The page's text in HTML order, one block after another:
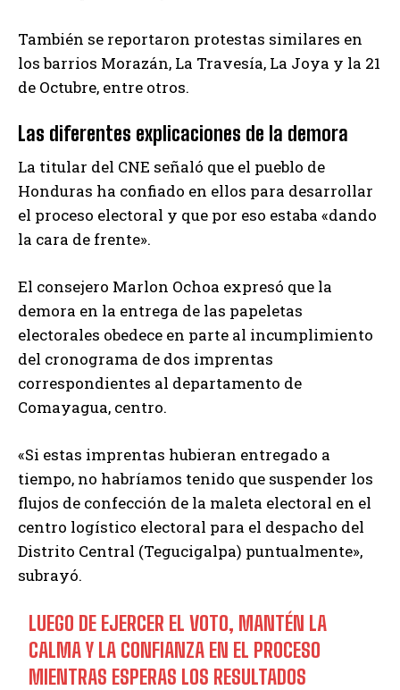
También se reportaron protestas similares en
los barrios Morazán, La Travesía, La Joya y la 21
de Octubre, entre otros.
Las diferentes explicaciones de la demora
La titular del CNE señaló que el pueblo de
Honduras ha confiado en ellos para desarrollar
el proceso electoral y que por eso estaba «dando
la cara de frente».
El consejero Marlon Ochoa expresó que la
demora en la entrega de las papeletas
electorales obedece en parte al incumplimiento
del cronograma de dos imprentas
correspondientes al departamento de
Comayagua, centro.
«Si estas imprentas hubieran entregado a
tiempo, no habríamos tenido que suspender los
flujos de confección de la maleta electoral en el
centro logístico electoral para el despacho del
Distrito Central (Tegucigalpa) puntualmente»,
subrayó.
LUEGO DE EJERCER EL VOTO, MANTÉN LA
CALMA Y LA CONFIANZA EN EL PROCESO
MIENTRAS ESPERAS LOS RESULTADOS